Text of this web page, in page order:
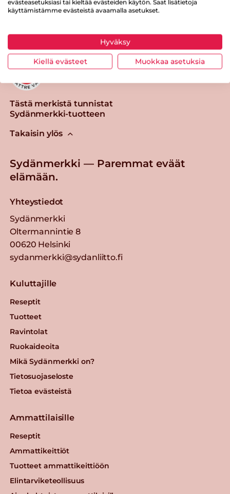
Tulosta sivu Jaa tuote
Tästä merkistä tunnistat
Sydänmerkki-tuotteen
Takaisin ylös
Sydänmerkki — Paremmat eväät
elämään.
Yhteystiedot
Sydänmerkki
Oltermannintie 8
00620 Helsinki
sydanmerkki@sydanliitto.fi
Kuluttajille
Reseptit
Tuotteet
Ravintolat
Ruokaideoita
Mikä Sydänmerkki on?
Tietosuojaseloste
Tietoa evästeistä
Ammattilaisille
Reseptit
Ammattikeittiöt
Tuotteet ammattikeittiöön
Elintarviketeollisuus
evästeasetuksiasi tai kieltää evästeiden käytön. Saat lisätietoja
käyttämistämme evästeistä avaamalla asetukset.
Hyväksy
Kiellä evästeet Muokkaa asetuksia